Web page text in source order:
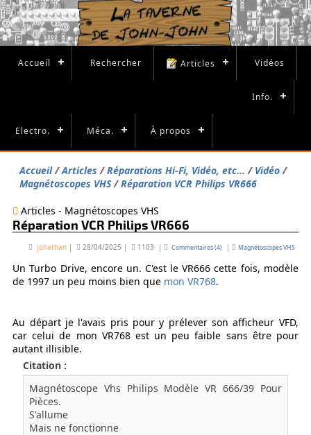
Accueil Rechercher Articles Vidéos
Info.
Electro. Méca. À propos
Accueil Articles Réparations Hi-Fi, Vidéo, etc...
Vidéo
Magnétoscopes VHS
Réparation VCR Philips VR666
Articles - Magnétoscopes VHS
Réparation VCR Philips VR666
jonathan | 28/04/2025 | 1103 | Commentaires (4)| Magnétoscopes VHS
Un Turbo Drive, encore un. C'est le VR666 cette fois, modèle
de 1997 un peu moins bien que mon VR768.
Au départ je l'avais pris pour y prélever son afficheur VFD,
car celui de mon VR768 est un peu faible sans être pour
autant illisible.
Citation :
Magnétoscope Vhs Philips Modèle VR 666/39 Pour
Pièces.
S'allume
Mais ne fonctionne